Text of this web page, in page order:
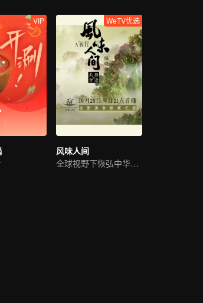
VIP WeTV优选
风味人间
全球视野下恢弘中华美食文化之旅